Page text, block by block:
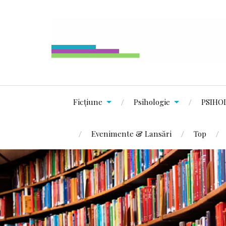
Ficțiune Psihologie
Evenimente & Lansări Top